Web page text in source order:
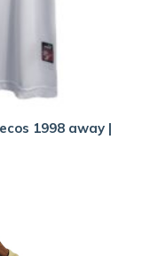
1998 away |